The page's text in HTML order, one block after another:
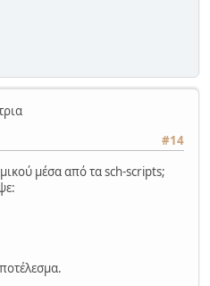
#14
μέσα από τα sch-scripts;